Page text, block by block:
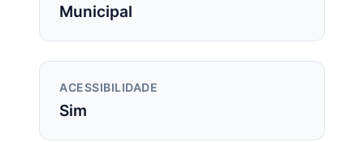
Municipal
ACESSIBILIDADE
Sim